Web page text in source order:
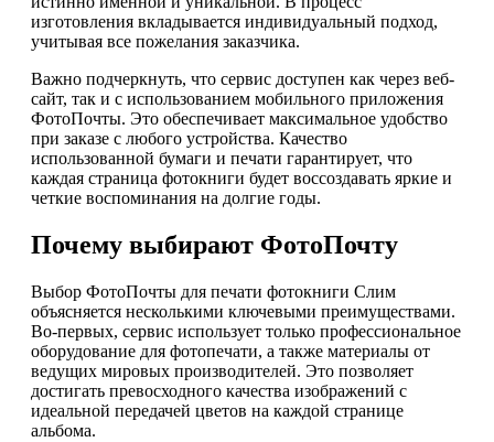
изготовления вкладывается индивидуальный подход,
учитывая все пожелания заказчика.
Важно подчеркнуть, что сервис доступен как через веб-
сайт, так и с использованием мобильного приложения
ФотоПочты. Это обеспечивает максимальное удобство
при заказе с любого устройства. Качество
использованной бумаги и печати гарантирует, что
каждая страница фотокниги будет воссоздавать яркие и
четкие воспоминания на долгие годы.
Почему выбирают ФотоПочту
Выбор ФотоПочты для печати фотокниги Слим
объясняется несколькими ключевыми преимуществами.
Во-первых, сервис использует только профессиональное
оборудование для фотопечати, а также материалы от
ведущих мировых производителей. Это позволяет
достигать превосходного качества изображений с
идеальной передачей цветов на каждой странице
альбома.